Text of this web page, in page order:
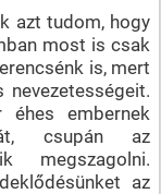
azt tudom, hogy
most is csak
is, mert
nevezetességeit.
embernek
csupán az
megszagolni.
az